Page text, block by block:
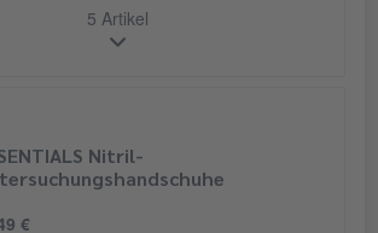
5 Artikel
Nitril-
€